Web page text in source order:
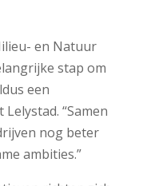
en Natuur
stap om
een
“Samen
nog beter
ambities.”